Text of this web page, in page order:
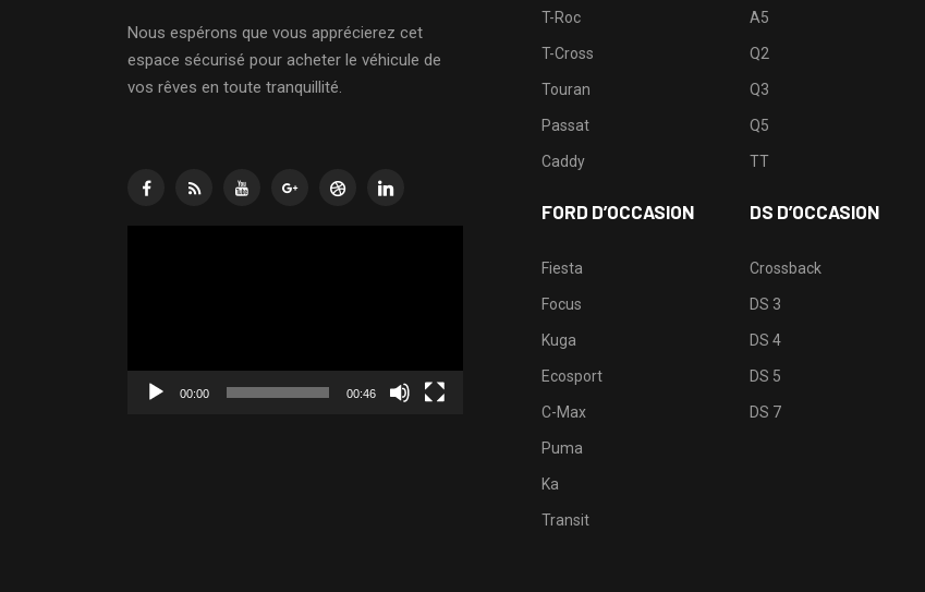
Nous espérons que vous apprécierez cet
espace sécurisé pour acheter le véhicule de
vos rêves en toute tranquillité.
00:00 00:46
T-Roc
T-Cross
Touran
Passat
Caddy
FORD D’OCCASION
Fiesta
Focus
Kuga
Ecosport
C-Max
Puma
Ka
Transit
A5
Q2
Q3
Q5
TT
DS D’OCCASION
Crossback
DS 3
DS 4
DS 5
DS 7